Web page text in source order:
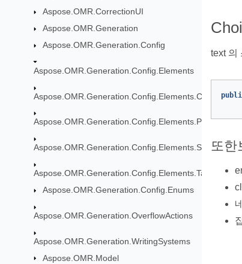
Aspose.OMR.CorrectionUI
Aspose.OMR.Generation
Aspose.OMR.Generation.Config
Aspose.OMR.Generation.Config.Elements
Aspose.OMR.Generation.Config.Elements.Parents
Aspose.OMR.Generation.Config.Elements.ScoreGroup
Aspose.OMR.Generation.Config.Elements.Table
Aspose.OMR.Generation.Config.Enums
Aspose.OMR.Generation.OverflowActions
Aspose.OMR.Generation.WritingSystems
Aspose.OMR.Model
text 의
또한